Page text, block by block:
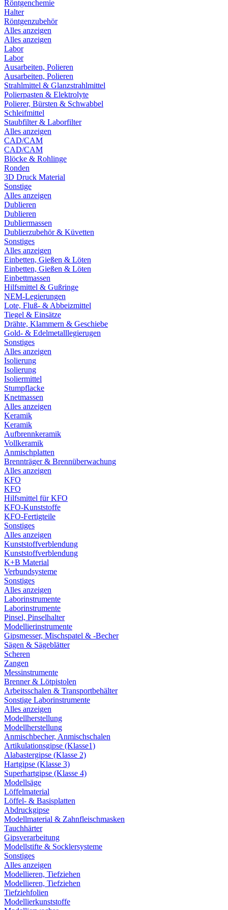
Röntgenchemie
Halter
Röntgenzubehör
Alles anzeigen
Alles anzeigen
Labor
Labor
Ausarbeiten, Polieren
Ausarbeiten, Polieren
Strahlmittel & Glanzstrahlmittel
Polierpasten & Elektrolyte
Polierer, Bürsten & Schwabbel
Schleifmittel
Staubfilter & Laborfilter
Alles anzeigen
CAD/CAM
CAD/CAM
Blöcke & Rohlinge
Ronden
3D Druck Material
Sonstige
Alles anzeigen
Dublieren
Dublieren
Dubliermassen
Dublierzubehör & Küvetten
Sonstiges
Alles anzeigen
Einbetten, Gießen & Löten
Einbetten, Gießen & Löten
Einbettmassen
Hilfsmittel & Gußringe
NEM-Legierungen
Lote, Fluß- & Abbeizmittel
Tiegel & Einsätze
Drähte, Klammern & Geschiebe
Gold- & Edelmetalllegierugen
Sonstiges
Alles anzeigen
Isolierung
Isolierung
Isoliermittel
Stumpflacke
Knetmassen
Alles anzeigen
Keramik
Keramik
Aufbrennkeramik
Vollkeramik
Anmischplatten
Brennträger & Brennüberwachung
Alles anzeigen
KFO
KFO
Hilfsmittel für KFO
KFO-Kunststoffe
KFO-Fertigteile
Sonstiges
Alles anzeigen
Kunststoffverblendung
Kunststoffverblendung
K+B Material
Verbundsysteme
Sonstiges
Alles anzeigen
Laborinstrumente
Laborinstrumente
Pinsel, Pinselhalter
Modellierinstrumente
Gipsmesser, Mischspatel & -Becher
Sägen & Sägeblätter
Scheren
Zangen
Messinstrumente
Brenner & Lötpistolen
Arbeitsschalen & Transportbehälter
Sonstige Laborinstrumente
Alles anzeigen
Modellherstellung
Modellherstellung
Anmischbecher, Anmischschalen
Artikulationsgipse (Klasse1)
Alabastergipse (Klasse 2)
Hartgipse (Klasse 3)
Superhartgipse (Klasse 4)
Modellsäge
Löffelmaterial
Löffel- & Basisplatten
Abdruckgipse
Modellmaterial & Zahnfleischmasken
Tauchhärter
Gipsverarbeitung
Modellstifte & Socklersysteme
Sonstiges
Alles anzeigen
Modellieren, Tiefziehen
Modellieren, Tiefziehen
Tiefziehfolien
Modellierkunststoffe